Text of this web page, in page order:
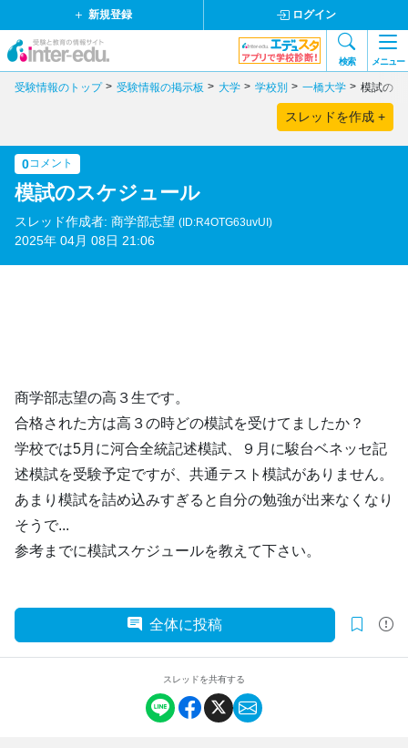
新規登録 ログイン
検索 メニュー
受験情報のトップ 受験情報の掲示板 大学 学校別 一橋大学 模試のス
スレッドを作成 +
0コメント
模試のスケジュール
スレッド作成者: 商学部志望 (ID:R4OTG63uvUI)
2025年 04月 08日 21:06
商学部志望の高３生です。
合格された方は高３の時どの模試を受けてましたか？
学校では5月に河合全統記述模試、９月に駿台ベネッセ記
述模試を受験予定ですが、共通テスト模試がありません。
あまり模試を詰め込みすぎると自分の勉強が出来なくなり
そうで...
参考までに模試スケジュールを教えて下さい。
全体に投稿
スレッドを共有する